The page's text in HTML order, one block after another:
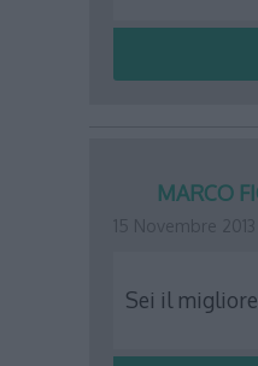
MARCO
Sei il